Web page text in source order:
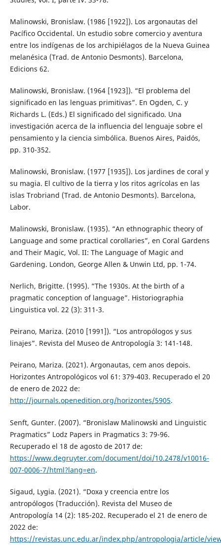
Malinowski, Bronislaw. (1986 [1922]). Los argonautas del
Pacífico Occidental. Un estudio sobre comercio y aventura
entre los indígenas de los archipiélagos de la Nueva Guinea
melanésica (Trad. de Antonio Desmonts). Barcelona,
Edicions 62.
Malinowski, Bronislaw. (1964 [1923]). “El problema del
significado en las lenguas primitivas”. En Ogden, C. y
Richards L. (Eds.) El significado del significado. Una
investigación acerca de la influencia del lenguaje sobre el
pensamiento y la ciencia simbólica. Buenos Aires, Paidós,
pp. 310-352.
Malinowski, Bronislaw. (1977 [1935]). Los jardines de coral y
su magia. El cultivo de la tierra y los ritos agrícolas en las
islas Trobriand (Trad. de Antonio Desmonts). Barcelona,
Labor.
Malinowski, Bronislaw. (1935). “An ethnographic theory of
Language and some practical corollaries”, en Coral Gardens
and Their Magic, Vol. II: The Language of Magic and
Gardening. London, George Allen & Unwin Ltd, pp. 1-74.
Nerlich, Brigitte. (1995). “The 1930s. At the birth of a
pragmatic conception of language”. Historiographia
Linguistica vol. 22 (3): 311-3.
Peirano, Mariza. (2010 [1991]). “Los antropólogos y sus
linajes”. Revista del Museo de Antropología 3: 141-148.
Peirano, Mariza. (2021). Argonautas, cem anos depois.
Horizontes Antropológicos vol 61: 379-403. Recuperado el 20
de enero de 2022 de:
http://journals.openedition.org/horizontes/5905.
Senft, Gunter. (2007). “Bronislaw Malinowski and Linguistic
Pragmatics” Lodz Papers in Pragmatics 3: 79-96.
Recuperado el 18 de agosto de 2017 de:
https://www.degruyter.com/document/doi/10.2478/v10016-
007-0006-7/html?lang=en.
Sigaud, Lygia. (2021). “Doxa y creencia entre los
antropólogos (Traducción). Revista del Museo de
Antropología 14 (2): 185-202. Recuperado el 21 de enero de
2022 de:
https://revistas.unc.edu.ar/index.php/antropologia/article/